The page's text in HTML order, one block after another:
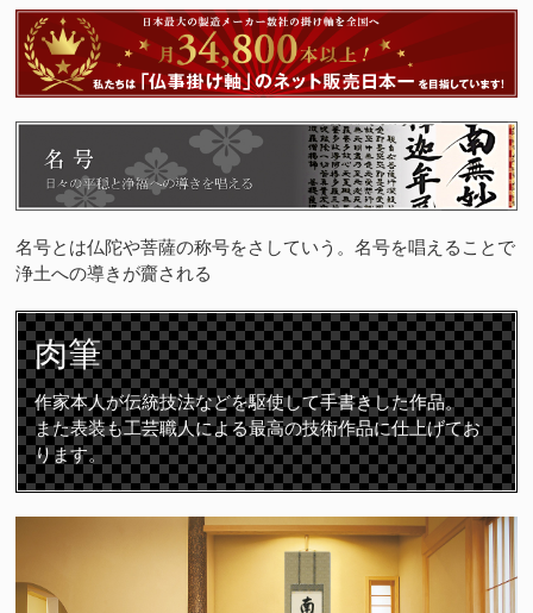
名号とは仏陀や菩薩の称号をさしていう。名号を唱えることで
浄土への導きが齎される
肉筆
作家本人が伝統技法などを駆使して手書きした作品。
また表装も工芸職人による最高の技術作品に仕上げてお
ります。